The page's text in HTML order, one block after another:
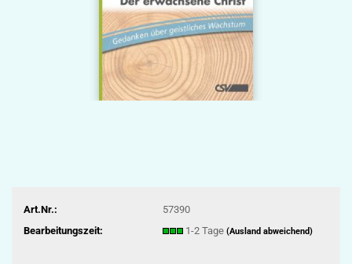
Art.Nr.:
57390
Bearbeitungszeit:
1-2 Tage (Ausland abweichend)